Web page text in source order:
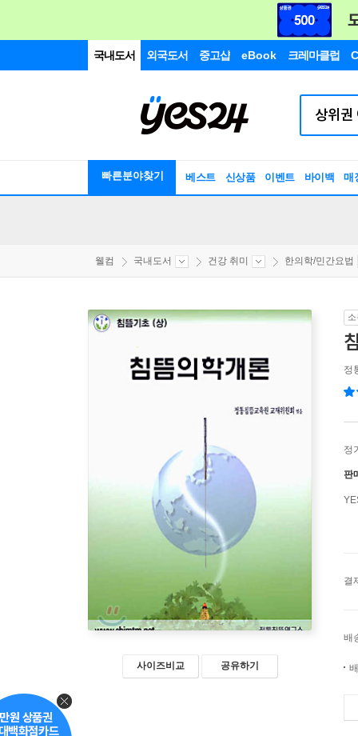
국내도서 외국도서 중고샵 eBook 크레마클럽
빠른분야찾기 베스트 신상품 이벤트 바이백 매
웰컴 국내도서 건강 취미 한의학/민간요법
사이즈비교 공유하기
정
정
판
결
배